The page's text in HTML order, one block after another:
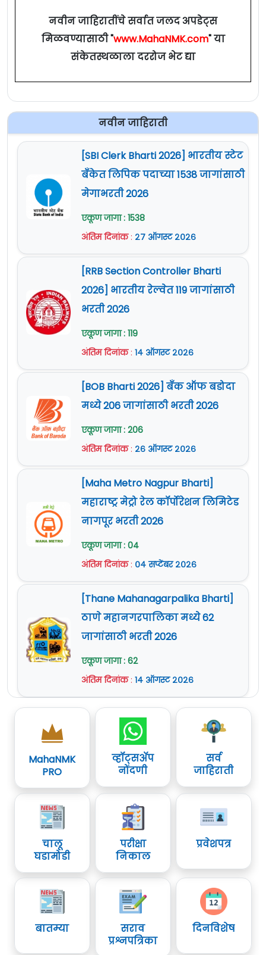
नवीन जाहिरातींचे सर्वात जलद अपडेट्स
मिळवण्यासाठी "www.MahaNMK.com" या
संकेतस्थळाला दररोज भेट द्या
नवीन जाहिराती
[SBI Clerk Bharti 2026] भारतीय स्टेट
बँकेत लिपिक पदाच्या 1538 जागांसाठी
मेगाभरती 2026
एकूण जागा : 1538
अंतिम दिनांक: २७ ऑगस्ट २०२६
[RRB Section Controller Bharti
2026] भारतीय रेल्वेत 119 जागांसाठी
भरती 2026
एकूण जागा : 119
अंतिम दिनांक: १४ ऑगस्ट २०२६
[BOB Bharti 2026] बँक ऑफ बडोदा
मध्ये 206 जागांसाठी भरती 2026
एकूण जागा : 206
अंतिम दिनांक: २६ ऑगस्ट २०२६
[Maha Metro Nagpur Bharti]
महाराष्ट्र मेट्रो रेल कॉर्पोरेशन लिमिटेड
नागपूर भरती 2026
एकूण जागा : 04
अंतिम दिनांक: ०४ सप्टेंबर २०२६
[Thane Mahanagarpalika Bharti]
ठाणे महानगरपालिका मध्ये 62
जागांसाठी भरती 2026
एकूण जागा : 62
अंतिम दिनांक: १४ ऑगस्ट २०२६
MahaNMK
PRO
व्हॉट्सॲप
नोंदणी
सर्व
जाहिराती
चालू
घडामोडी
परीक्षा
निकाल
प्रवेशपत्र
बातम्या
सराव
प्रश्नपत्रिका
दिनविशेष